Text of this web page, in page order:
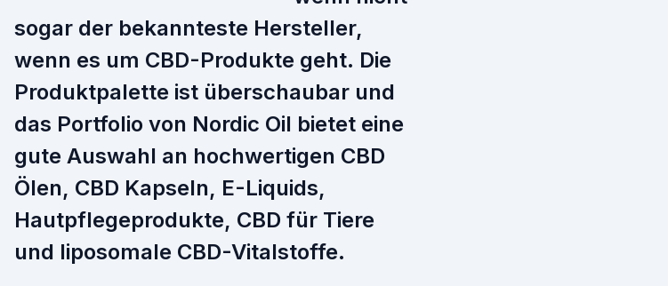
sogar der bekannteste Hersteller,
wenn es um CBD-Produkte geht. Die
Produktpalette ist überschaubar und
das Portfolio von Nordic Oil bietet eine
gute Auswahl an hochwertigen CBD
Ölen, CBD Kapseln, E-Liquids,
Hautpflegeprodukte, CBD für Tiere
und liposomale CBD-Vitalstoffe.